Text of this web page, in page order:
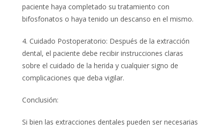
paciente haya completado su tratamiento con
bifosfonatos o haya tenido un descanso en el mismo.
4. Cuidado Postoperatorio: Después de la extracción
dental, el paciente debe recibir instrucciones claras
sobre el cuidado de la herida y cualquier signo de
complicaciones que deba vigilar.
Conclusión:
Si bien las extracciones dentales pueden ser necesarias